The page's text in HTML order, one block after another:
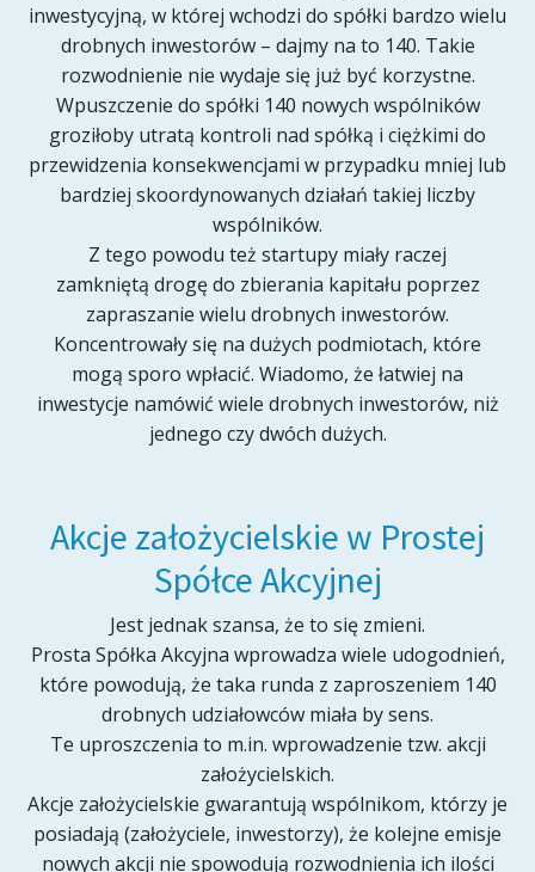
inwestycyjną, w której wchodzi do spółki bardzo wielu
drobnych inwestorów – dajmy na to 140. Takie
rozwodnienie nie wydaje się już być korzystne.
Wpuszczenie do spółki 140 nowych wspólników
groziłoby utratą kontroli nad spółką i ciężkimi do
przewidzenia konsekwencjami w przypadku mniej lub
bardziej skoordynowanych działań takiej liczby
wspólników.
Z tego powodu też startupy miały raczej
zamkniętą drogę do zbierania kapitału poprzez
zapraszanie wielu drobnych inwestorów.
Koncentrowały się na dużych podmiotach, które
mogą sporo wpłacić. Wiadomo, że łatwiej na
inwestycje namówić wiele drobnych inwestorów, niż
jednego czy dwóch dużych.
Akcje założycielskie w Prostej
Spółce Akcyjnej
Jest jednak szansa, że to się zmieni.
Prosta Spółka Akcyjna wprowadza wiele udogodnień,
które powodują, że taka runda z zaproszeniem 140
drobnych udziałowców miała by sens.
Te uproszczenia to m.in. wprowadzenie tzw. akcji
założycielskich.
Akcje założycielskie gwarantują wspólnikom, którzy je
posiadają (założyciele, inwestorzy), że kolejne emisje
nowych akcji nie spowodują rozwodnienia ich ilości